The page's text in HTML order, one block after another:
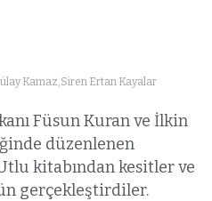
Kamaz,Siren Ertan Kayalar
Füsun Kuran ve İlkin
düzenlenen
kitabından kesitler ve
gerçekleştirdiler.